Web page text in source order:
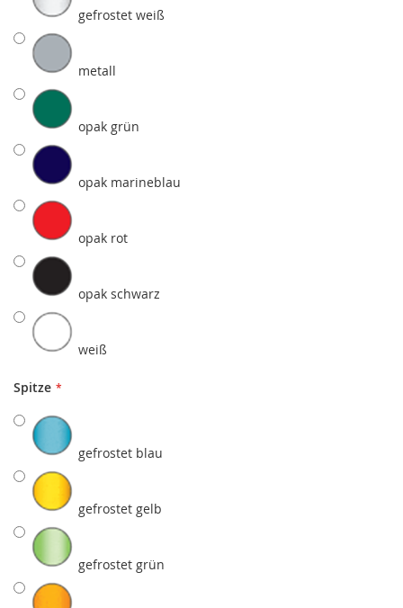
gefrostet weiß
metall
opak grün
opak marineblau
opak rot
opak schwarz
weiß
Spitze
gefrostet blau
gefrostet gelb
gefrostet grün